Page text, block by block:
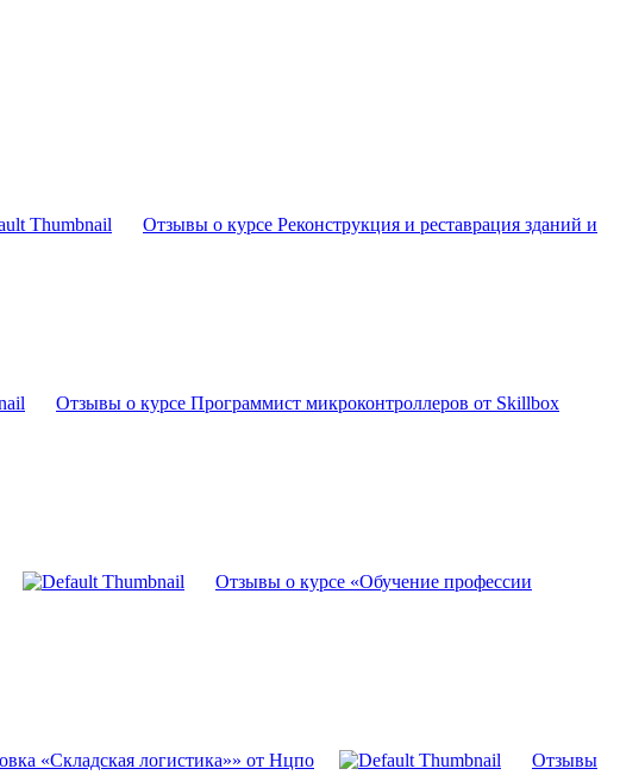
Отзывы о курсе Реконструкция и реставрация зданий и
Отзывы о курсе Программист микроконтроллеров от Skillbox
Отзывы о курсе «Обучение профессии
«Складская логистика»» от Нцпо Отзывы